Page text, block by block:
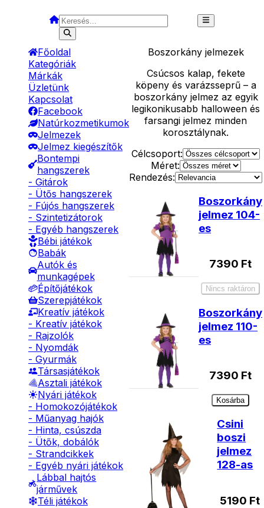
Főoldal
Kategóriák
Márkák
Üzletünk
Kapcsolat
Facebook
Natúrkozmetikumok
Jelmezek
Jelmez kiegészítők
Bontempi
hangszerek
- Gitárok
- Ütős hangszerek
- Fújós hangszerek
- Szintetizátorok
- Egyéb hangszerek
Bébi játékok
Babák
Autók és
munkagépek
Építőjátékok
Szerepjátékok
Kreatív játékok
- Kreatív játékok
- Rajzolók
- Nyomdák
- Gyurmák
Társasjátékok
Asztali játékok
Nyári játékok
- Homokozójátékok
- Műanyag hajók
- Hinta, csúszda
- Ütők, dobálók
- Strandcikkek
- Egyéb nyári játékok
Lábbal hajtós
járművek
Téli játékok
Boszorkányjelmezek
Csúcsos kalap, fekete
köpeny és varázsseprű – a
boszorkány jelmez az egyik
legikonikusabb halloween és
farsangi jelmez minden
korosztálynak.
Célcsoport:
Méret:
Rendezés:
Boszorkány
jelmez 104-
es
7390 Ft
Nincs raktáron
Boszorkány
jelmez 110-
es
7390 Ft
Kosárba
Csini
boszi
jelmez
128-as
5190 Ft